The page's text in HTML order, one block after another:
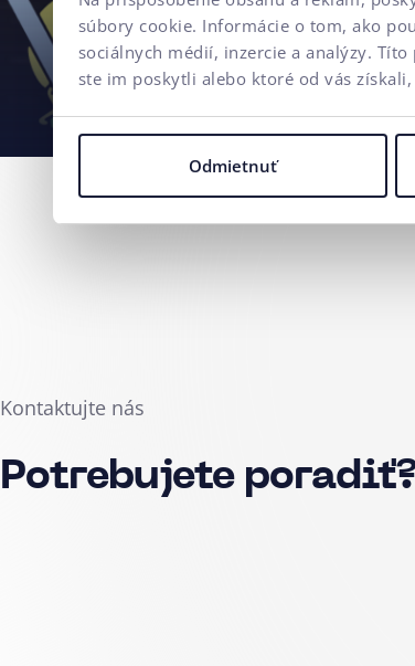
súbory cookie. Informácie o tom, ako
sociálnych médií, inzercie a analýzy.
ste im poskytli alebo ktoré od vás
Odmietnuť
Kontaktujte nás
Potrebujete